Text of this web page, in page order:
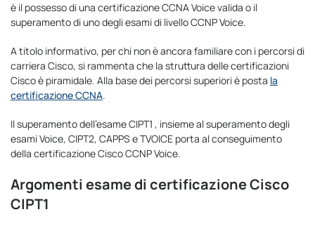
è il possesso di una certificazione CCNA Voice valida o il
superamento di uno degli esami di livello CCNP Voice.
A titolo informativo, per chi non è ancora familiare con i percorsi di
carriera Cisco, si rammenta che la struttura delle certificazioni
Cisco è piramidale. Alla base dei percorsi superiori è posta la
certificazione CCNA.
Il superamento dell’esame CIPT1 , insieme al superamento degli
esami Voice, CIPT2, CAPPS e TVOICE porta al conseguimento
della certificazione Cisco CCNP Voice.
Argomenti esame di certificazione Cisco
CIPT1